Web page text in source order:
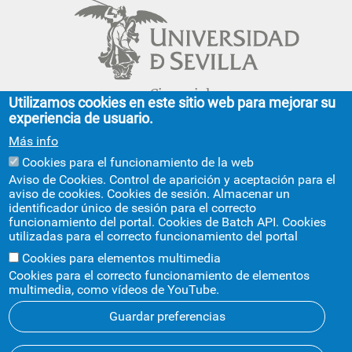
Cinco siglos
impulsando el
conocimiento
FACULTAD DE GEOGRAFÍA E HISTORIA
C/ Doña María de Padilla, s/n.
Sevilla 41004.
geografiaehistoria@us.es
954 55 13 40
+info
Aviso legal Protección de datos Cookies
Utilizamos cookies en este sitio web para mejorar su
experiencia de usuario.
Más info
Cookies para el funcionamiento de la web
Aviso de Cookies. Control de aparición y aceptación para el
aviso de cookies. Cookies de sesión. Almacenar un
identificador único de sesión para el correcto
funcionamiento del portal. Cookies de Batch API. Cookies
utilizadas para el correcto funcionamiento del portal
Cookies para elementos multimedia
Cookies para el correcto funcionamiento de elementos
multimedia, como vídeos de YouTube.
Guardar preferencias